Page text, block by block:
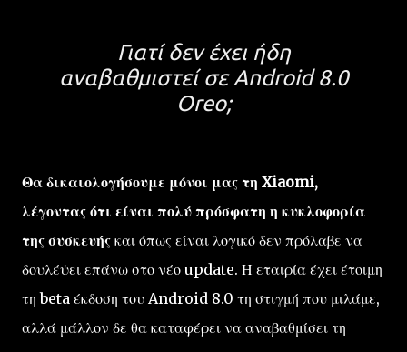
Γιατί δεν έχει ήδη
αναβαθμιστεί σε Android 8.0
Oreo;
Θα δικαιολογήσουμε μόνοι μας τη Xiaomi,
λέγοντας ότι είναι πολύ πρόσφατη η κυκλοφορία
της συσκευής και όπως είναι λογικό δεν πρόλαβε να
δουλέψει επάνω στο νέο update. Η εταιρία έχει έτοιμη
τη beta έκδοση του Android 8.0 τη στιγμή που μιλάμε,
αλλά μάλλον δε θα καταφέρει να αναβαθμίσει τη